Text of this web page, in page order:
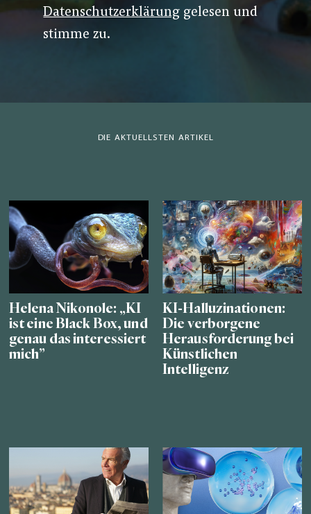
Datenschutzerklärung gelesen und
stimme zu.
DIE AKTUELLSTEN ARTIKEL
Helena Nikonole: „KI
ist eine Black Box, und
genau das interessiert
mich”
KI-Halluzinationen:
Die verborgene
Herausforderung bei
Künstlichen
Intelligenz